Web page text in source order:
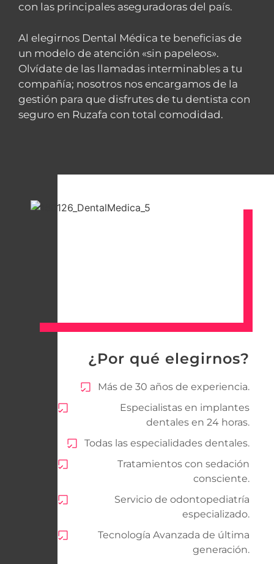
con las principales aseguradoras del país.
Al elegirnos Dental Médica te beneficias de
un modelo de atención «sin papeleos».
Olvídate de las llamadas interminables a tu
compañía; nosotros nos encargamos de la
gestión para que disfrutes de tu dentista con
seguro en Ruzafa con total comodidad.
¿Por qué elegirnos?
Más de 30 años de experiencia.
Especialistas en implantes
dentales en 24 horas.
Todas las especialidades dentales.
Tratamientos con sedación
consciente.
Servicio de odontopediatría
especializado.
Tecnología Avanzada de última
generación.